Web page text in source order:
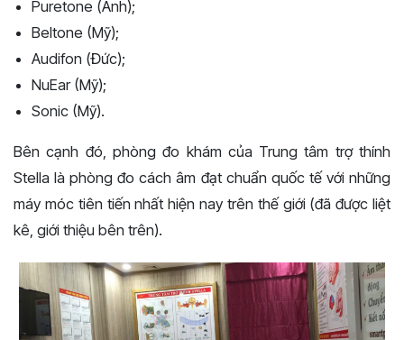
Puretone (Anh);
Beltone (Mỹ);
Audifon (Đức);
NuEar (Mỹ);
Sonic (Mỹ).
Bên cạnh đó, phòng đo khám của Trung tâm trợ thính
Stella là phòng đo cách âm đạt chuẩn quốc tế với những
máy móc tiên tiến nhất hiện nay trên thế giới (đã được liệt
kê, giới thiệu bên trên).